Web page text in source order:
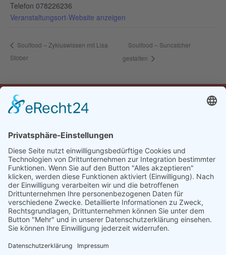
Telefon 078226236
Veranstaltungsort-Website anzeigen
Soulfood – Zykluswissen mit Lisa
Stober
Soulfood – Suncatcher
gestalten
Öffnungszeiten
16:30-22:00 Uhr
Dienstag bis Samstag:
10:30-14:00 & 16:30-22:00 Uhr
Sonntag:
10:00-14:00 & 16:30-22:00 Uhr
Impressum & Datenschutz